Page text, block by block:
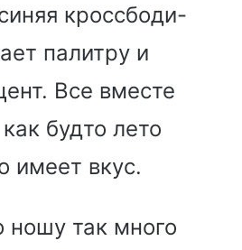
кроссбоди-
палитру и
Все вместе
будто лето
имеет вкус.
ношу так много